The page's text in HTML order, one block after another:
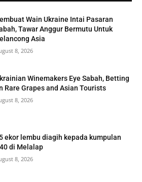
Wain Ukraine Intai Pasaran
Tawar Anggur Bermutu Untuk
Asia
8, 2026
Winemakers Eye Sabah, Betting
Rare Grapes and Asian Tourists
8, 2026
ekor lembu diagih kepada kumpulan
di Melalap
8, 2026